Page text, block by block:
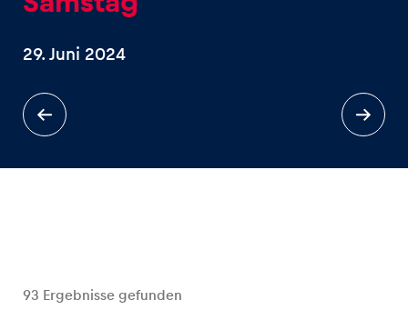
Alle anzeigen
29. Juni 2024
93 Ergebnisse gefunden